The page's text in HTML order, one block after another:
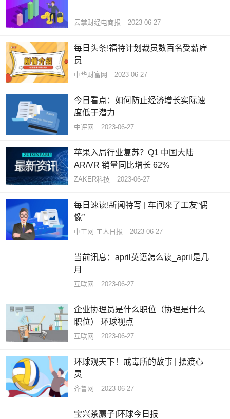
云掌财经电商报 2023-06-27
每日头条!福特计划裁员数百名受薪雇
员
中华财富网 2023-06-27
今日看点：如何防止经济增长实际速
度低于潜力
中评网 2023-06-27
苹果入局行业复苏？Q1 中国大陆
AR/VR 销量同比增长 62%
ZAKER科技 2023-06-27
每日速读!新闻特写 | 车间来了工友“偶
像”
中工网-工人日报 2023-06-27
当前讯息：april英语怎么读_april是几
月
互联网 2023-06-27
企业协理员是什么职位（协理是什么
职位） 环球视点
互联网 2023-06-27
环球观天下！戒毒所的故事 | 摆渡心
灵
齐鲁网 2023-06-27
宝兴茶藨子|环球今日报